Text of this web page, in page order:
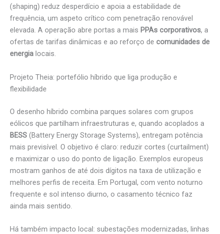
(shaping) reduz desperdício e apoia a estabilidade de
frequência, um aspeto crítico com penetração renovável
elevada. A operação abre portas a mais PPAs corporativos, a
ofertas de tarifas dinâmicas e ao reforço de comunidades de
energia locais.
Projeto Theia: portefólio híbrido que liga produção e
flexibilidade
O desenho híbrido combina parques solares com grupos
eólicos que partilham infraestruturas e, quando acoplados a
BESS (Battery Energy Storage Systems), entregam potência
mais previsível. O objetivo é claro: reduzir cortes (curtailment)
e maximizar o uso do ponto de ligação. Exemplos europeus
mostram ganhos de até dois dígitos na taxa de utilização e
melhores perfis de receita. Em Portugal, com vento noturno
frequente e sol intenso diurno, o casamento técnico faz
ainda mais sentido.
Há também impacto local: subestações modernizadas, linhas